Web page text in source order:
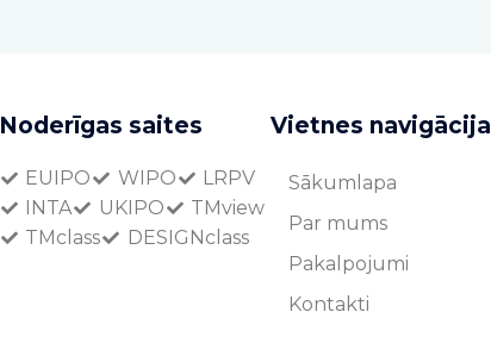
Noderīgas saites
EUIPO WIPO
LRPV
INTA
UKIPO
TMview
TMclass
DESIGNclass
Vietnes navigācija
Sākumlapa
Par mums
Pakalpojumi
Kontakti